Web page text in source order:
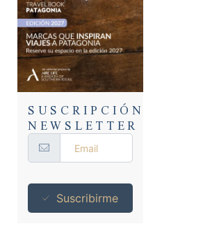
SUSCRIPCIÓN
NEWSLETTER
Suscribirme